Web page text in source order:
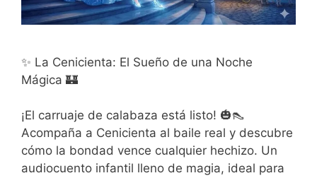
✨ La Cenicienta: El Sueño de una Noche
Mágica 🏰
¡El carruaje de calabaza está listo! 🎃👠
Acompaña a Cenicienta al baile real y descubre
cómo la bondad vence cualquier hechizo. Un
audiocuento infantil lleno de magia, ideal para